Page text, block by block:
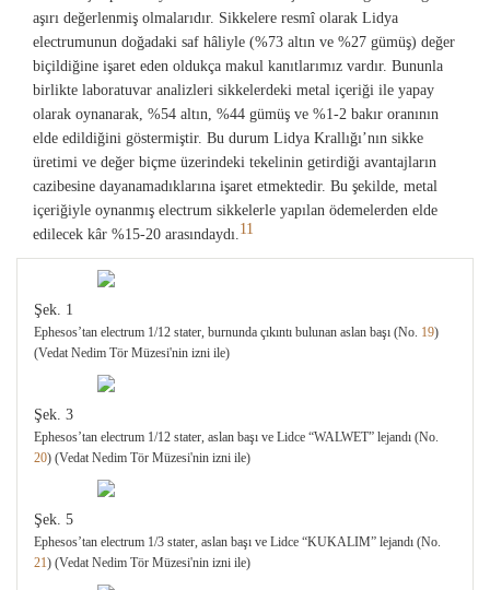
aşırı değerlenmiş olmalarıdır. Sikkelere resmî olarak Lidya
electrumunun doğadaki saf hâliyle (%73 altın ve %27 gümüş) değer
biçildiğine işaret eden oldukça makul kanıtlarımız vardır. Bununla
birlikte laboratuvar analizleri sikkelerdeki metal içeriği ile yapay
olarak oynanarak, %54 altın, %44 gümüş ve %1-2 bakır oranının
elde edildiğini göstermiştir. Bu durum Lidya Krallığı’nın sikke
üretimi ve değer biçme üzerindeki tekelinin getirdiği avantajların
cazibesine dayanamadıklarına işaret etmektedir. Bu şekilde, metal
içeriğiyle oynanmış electrum sikkelerle yapılan ödemelerden elde
edilecek kâr %15-20 arasındaydı.11
Şek. 1
Ephesos’tan electrum 1/12 stater, burnunda çıkıntı bulunan aslan başı (No. 19)
(Vedat Nedim Tör Müzesi'nin izni ile)
Şek. 3
Ephesos’tan electrum 1/12 stater, aslan başı ve Lidce “WALWET” lejandı (No.
20) (Vedat Nedim Tör Müzesi'nin izni ile)
Şek. 5
Ephesos’tan electrum 1/3 stater, aslan başı ve Lidce “KUKALIM” lejandı (No.
21) (Vedat Nedim Tör Müzesi'nin izni ile)